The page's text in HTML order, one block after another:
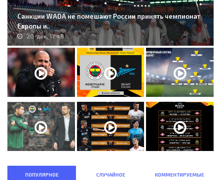
Санкции WADA не помешают России принять чемпионат
Европы и..
20-дек, 17:48
ПОПУЛЯРНОЕ СЛУЧАЙНОЕ КОММЕНТИРУЕМЫЕ